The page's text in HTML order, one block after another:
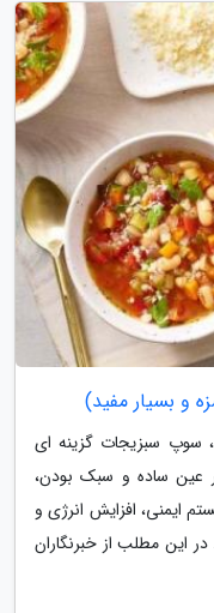
و بسیار مفید)
سبزیجات گزینه ای
عین ساده و سبک بودن،
ایمنی، افزایش انرژی و
این مطلب از خبرنگاران